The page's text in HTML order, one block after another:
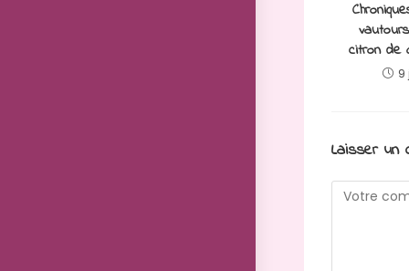
citron de
9
Laisser un